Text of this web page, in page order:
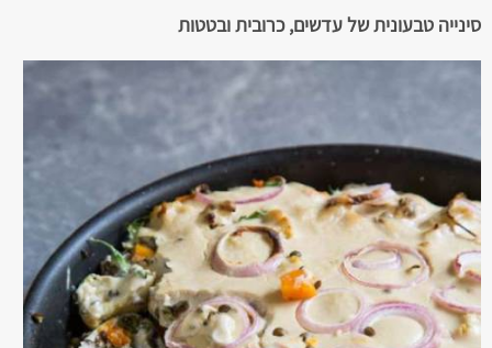
סינייה טבעונית של עדשים, כרובית ובטטות